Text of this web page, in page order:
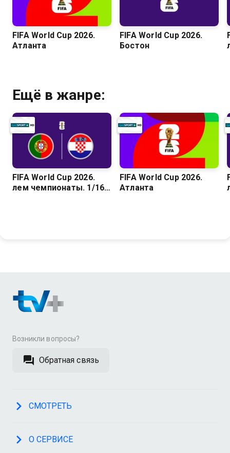
FIFA World Cup 2026.
Атланта
FIFA World Cup 2026.
Бостон
Ещё в жанре:
FIFA World Cup 2026.
Әлем чемпионаты. 1/16
FIFA World Cup 2026.
Атланта
Возникли вопросы?
Обратная связь
СМОТРЕТЬ
О СЕРВИСЕ